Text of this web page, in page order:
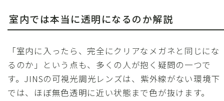
室内では本当に透明になるのか解説
「室内に入ったら、完全にクリアなメガネと同じにな
るのか」という点も、多くの人が抱く疑問の一つで
す。JINSの可視光調光レンズは、紫外線がない環境下
では、ほぼ無色透明に近い状態まで色が抜けます。